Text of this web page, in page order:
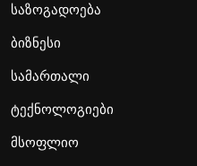
საზოგადოება
ბიზნესი
სამართალი
ტექნოლოგიები
მსოფლიო